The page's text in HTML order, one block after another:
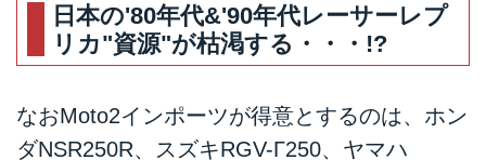
日本の'80年代&'90年代レーサーレプ
リカ"資源"が枯渇する・・・!?
なおMoto2インポーツが得意とするのは、ホン
ダNSR250R、スズキRGV-Γ250、ヤマハ